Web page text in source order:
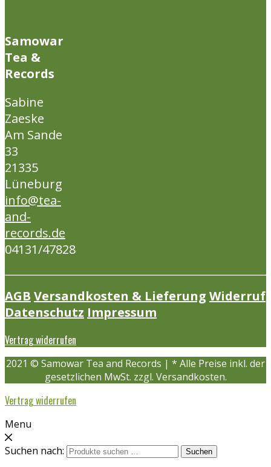
Samowar
Tea &
Records
Sabine
Zaeske
Am Sande
33
21335
Lüneburg
info@tea-
and-
records.de
04131/47828
AGB Versandkosten & Lieferung Widerruf
Datenschutz Impressum
Vertrag widerrufen
2021 © Samowar Tea and Records | * Alle Preise inkl. der
gesetzlichen MwSt. zzgl. Versandkosten.
Vertrag widerrufen
Menu
Suchen nach:
Suchen